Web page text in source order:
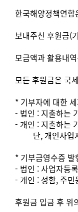
한국해양정책연
보내주신 후원금(
모금액과 활용내
모든 후원금은 국
* 기부자에 대한
- 법인 : 지출하는
- 개인 : 지출하는
단, 개인사업자
* 기부금영수증 발
- 법인 : 사업자등
- 개인 : 성함, 주민
후원금 입금 후